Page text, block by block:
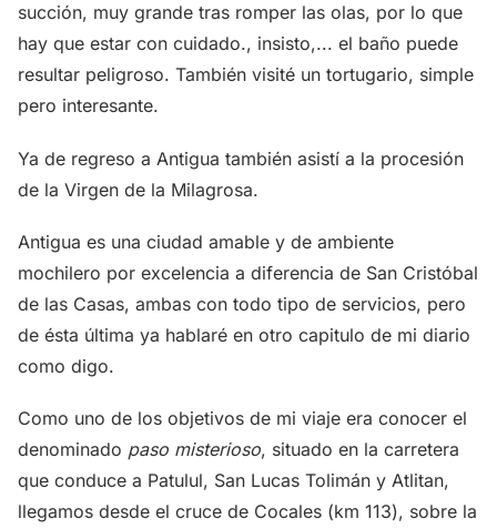
succión, muy grande tras romper las olas, por lo que
hay que estar con cuidado., insisto,... el baño puede
resultar peligroso. También visité un tortugario, simple
pero interesante.
Ya de regreso a Antigua también asistí a la procesión
de la Virgen de la Milagrosa.
Antigua es una ciudad amable y de ambiente
mochilero por excelencia a diferencia de San Cristóbal
de las Casas, ambas con todo tipo de servicios, pero
de ésta última ya hablaré en otro capitulo de mi diario
como digo.
Como uno de los objetivos de mi viaje era conocer el
denominado paso misterioso, situado en la carretera
que conduce a Patulul, San Lucas Tolimán y Atlitan,
llegamos desde el cruce de Cocales (km 113), sobre la